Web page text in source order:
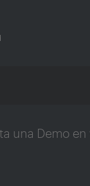
una Demo en